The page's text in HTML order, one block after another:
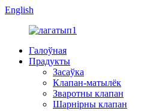
English
Галоўная
Прадукты
Засаўка
Клапан-матылёк
Зваротны клапан
Шарнірны клапан